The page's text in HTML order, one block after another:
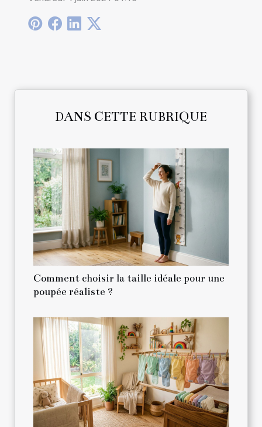
DANS CETTE RUBRIQUE
Comment choisir la taille idéale pour une
poupée réaliste ?